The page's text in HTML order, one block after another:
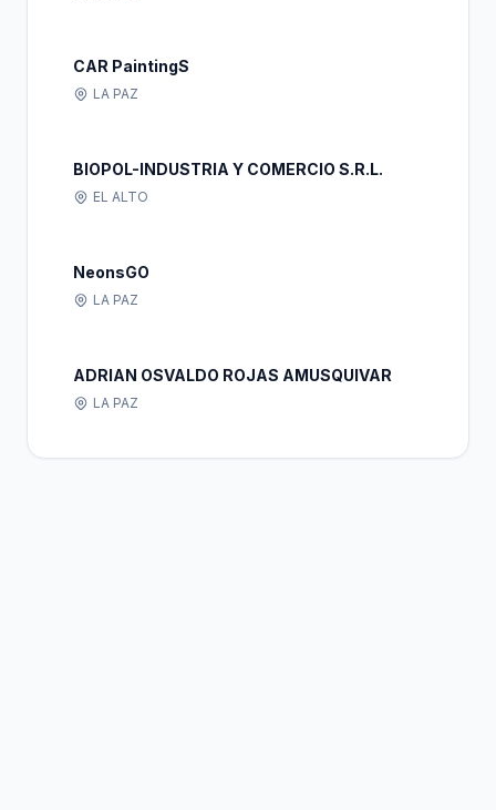
CAR PaintingS
LA PAZ
BIOPOL-INDUSTRIA Y COMERCIO S.R.L.
EL ALTO
NeonsGO
LA PAZ
ADRIAN OSVALDO ROJAS AMUSQUIVAR
LA PAZ